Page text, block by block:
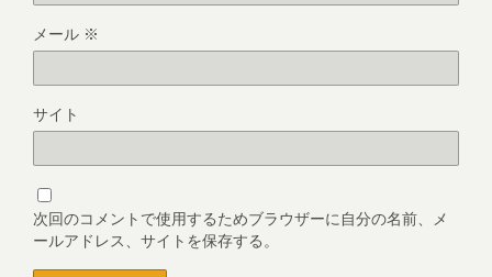
メール ※
サイト
次回のコメントで使用するためブラウザーに自分の名前、メ
ールアドレス、サイトを保存する。